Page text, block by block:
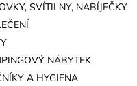
SVÍTILNY, NABÍJEČKY
NÁBYTEK
A HYGIENA